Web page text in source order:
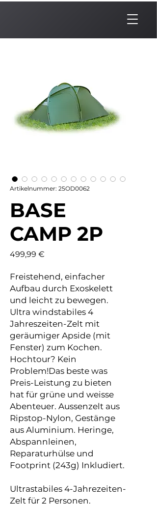
Artikelnummer: 25OD0062
BASE
CAMP 2P
499,99 €
Freistehend, einfacher
Aufbau durch Exoskelett
und leicht zu bewegen.
Ultra windstabiles 4
Jahreszeiten-Zelt mit
geräumiger Apside (mit
Fenster) zum Kochen.
Hochtour? Kein
Problem!Das beste was
Preis-Leistung zu bieten
hat für grüne und weisse
Abenteuer. Aussenzelt aus
Ripstop-Nylon, Gestänge
aus Aluminium. Heringe,
Abspannleinen,
Reparaturhülse und
Footprint (243g) Inkludiert.
Ultrastabiles 4-Jahrezeiten-
Zelt für 2 Personen.